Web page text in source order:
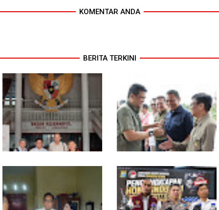
KOMENTAR ANDA
BERITA TERKINI
MIO Indonesia Sumut Resmi
Daftarkan Organisasi ke
Kesbangpol, Langkah Awal
Komisi D DPRDSU Ikut Gubsu
Bobby Nasution Berkantor di
Nias